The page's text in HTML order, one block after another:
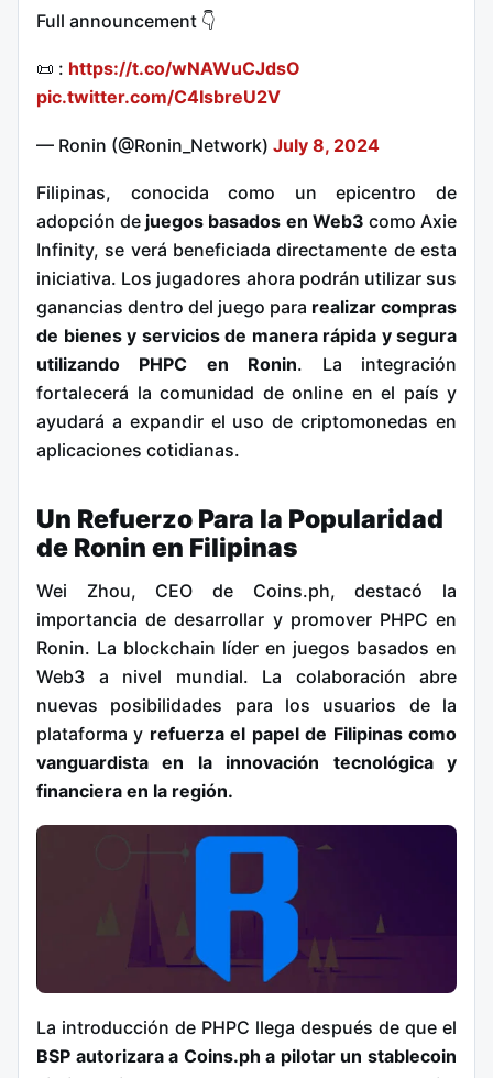
Full announcement 👇
📜 : https://t.co/wNAWuCJdsO
pic.twitter.com/C4IsbreU2V
— Ronin (@Ronin_Network) July 8, 2024
Filipinas, conocida como un epicentro de
adopción de juegos basados en Web3 como Axie
Infinity, se verá beneficiada directamente de esta
iniciativa. Los jugadores ahora podrán utilizar sus
ganancias dentro del juego para realizar compras
de bienes y servicios de manera rápida y segura
utilizando PHPC en Ronin. La integración
fortalecerá la comunidad de online en el país y
ayudará a expandir el uso de criptomonedas en
aplicaciones cotidianas.
Un Refuerzo Para la Popularidad
de Ronin en Filipinas
Wei Zhou, CEO de Coins.ph, destacó la
importancia de desarrollar y promover PHPC en
Ronin. La blockchain líder en juegos basados en
Web3 a nivel mundial. La colaboración abre
nuevas posibilidades para los usuarios de la
plataforma y refuerza el papel de Filipinas como
vanguardista en la innovación tecnológica y
financiera en la región.
La introducción de PHPC llega después de que el
BSP autorizara a Coins.ph a pilotar un stablecoin